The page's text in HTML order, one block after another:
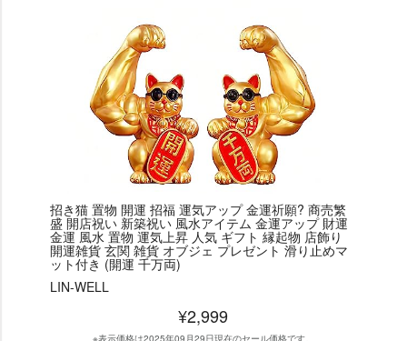
招き猫 置物 開運 招福 運気アップ 金運祈願? 商売繁
盛 開店祝い 新築祝い 風水アイテム 金運アップ 財運
金運 風水 置物 運気上昇 人気 ギフト 縁起物 店飾り
開運雑貨 玄関 雑貨 オブジェ プレゼント 滑り止めマ
ット付き (開運 千万両)
LIN-WELL
¥2,999